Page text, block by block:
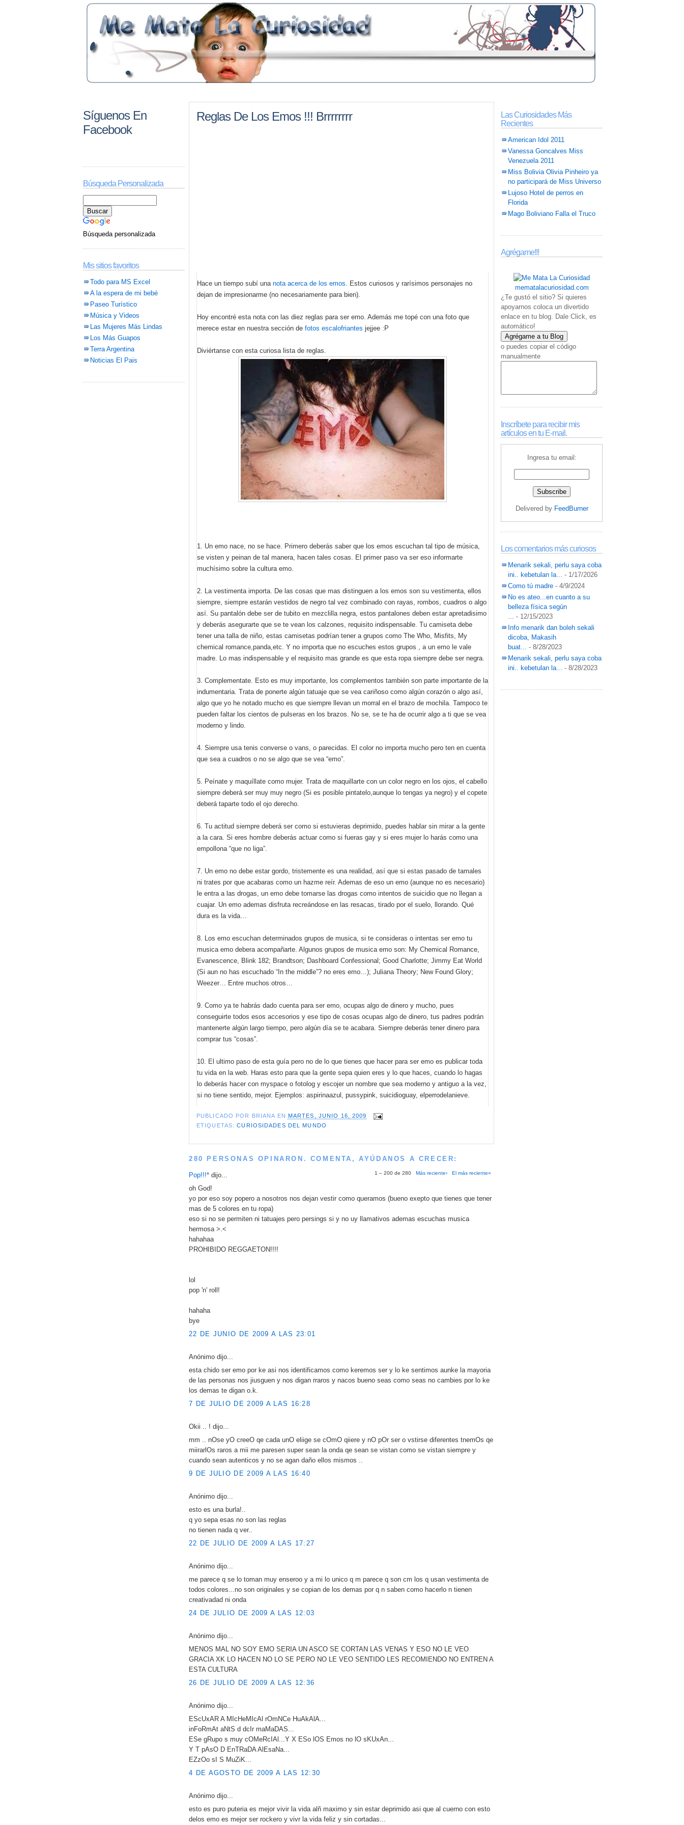
Síguenos En
Facebook
Búsqueda Personalizada
Búsqueda personalizada
Mis sitios favoritos
Todo para MS Excel
A la espera de mi bebé
Paseo Turístico
Música y Videos
Las Mujeres Más Lindas
Los Más Guapos
Terra Argentina
Noticias El Pais
Reglas De Los Emos !!! Brrrrrrrr
Hace un tiempo subí una nota acerca de los emos. Estos curiosos y rarísimos personajes no
dejan de impresionarme (no necesariamente para bien).
Hoy encontré esta nota con las diez reglas para ser emo. Además me topé con una foto que
merece estar en nuestra sección de fotos escalofriantes jejjee :P
Diviértanse con esta curiosa lista de reglas.
1. Un emo nace, no se hace. Primero deberás saber que los emos escuchan tal tipo de música,
se visten y peinan de tal manera, hacen tales cosas. El primer paso va ser eso informarte
muchísimo sobre la cultura emo.
2. La vestimenta importa. De las cosas que mas distinguen a los emos son su vestimenta, ellos
siempre, siempre estarán vestidos de negro tal vez combinado con rayas, rombos, cuadros o algo
así. Su pantalón debe ser de tubito en mezclilla negra, estos pantalones deben estar apretadisimo
y deberás asegurarte que se te vean los calzones, requisito indispensable. Tu camiseta debe
tener una talla de niño, estas camisetas podrían tener a grupos como The Who, Misfits, My
chemical romance,panda,etc. Y no importa que no escuches estos grupos , a un emo le vale
madre. Lo mas indispensable y el requisito mas grande es que esta ropa siempre debe ser negra.
3. Complementate. Esto es muy importante, los complementos también son parte importante de la
indumentaria. Trata de ponerte algún tatuaje que se vea cariñoso como algún corazón o algo así,
algo que yo he notado mucho es que siempre llevan un morral en el brazo de mochila. Tampoco te
pueden faltar los cientos de pulseras en los brazos. No se, se te ha de ocurrir algo a ti que se vea
moderno y lindo.
4. Siempre usa tenis converse o vans, o parecidas. El color no importa mucho pero ten en cuenta
que sea a cuadros o no se algo que se vea “emo”.
5. Peínate y maquíllate como mujer. Trata de maquillarte con un color negro en los ojos, el cabello
siempre deberá ser muy muy negro (Si es posible pintatelo,aunque lo tengas ya negro) y el copete
deberá taparte todo el ojo derecho.
6. Tu actitud siempre deberá ser como si estuvieras deprimido, puedes hablar sin mirar a la gente
a la cara. Si eres hombre deberás actuar como si fueras gay y si eres mujer lo harás como una
empollona “que no liga”.
7. Un emo no debe estar gordo, tristemente es una realidad, así que si estas pasado de tamales
ni trates por que acabaras como un hazme reír. Ademas de eso un emo (aunque no es necesario)
le entra a las drogas, un emo debe tomarse las drogas como intentos de suicidio que no llegan a
cuajar. Un emo ademas disfruta recreándose en las resacas, tirado por el suelo, llorando. Qué
dura es la vida…
8. Los emo escuchan determinados grupos de musica, si te consideras o intentas ser emo tu
musica emo debera acompañarte. Algunos grupos de musica emo son: My Chemical Romance,
Evanescence, Blink 182; Brandtson; Dashboard Confessional; Good Charlotte; Jimmy Eat World
(Si aun no has escuchado “In the middle”? no eres emo…); Juliana Theory; New Found Glory;
Weezer… Entre muchos otros…
9. Como ya te habrás dado cuenta para ser emo, ocupas algo de dinero y mucho, pues
conseguirte todos esos accesorios y ese tipo de cosas ocupas algo de dinero, tus padres podrán
mantenerte algún largo tiempo, pero algún día se te acabara. Siempre deberás tener dinero para
comprar tus “cosas”.
10. El ultimo paso de esta guía pero no de lo que tienes que hacer para ser emo es publicar toda
tu vida en la web. Haras esto para que la gente sepa quien eres y lo que haces, cuando lo hagas
lo deberás hacer con myspace o fotolog y escojer un nombre que sea moderno y antiguo a la vez,
si no tiene sentido, mejor. Ejemplos: aspirinaazul, pussypink, suicidioguay, elperrodelanieve.
PUBLICADO POR BRIANA EN MARTES, JUNIO 16, 2009
ETIQUETAS:CURIOSIDADES DEL MUNDO
280 PERSONAS OPINARON. COMENTA, AYÚDANOS A CRECER:
1 – 200 de 280 Más reciente› El más reciente»
Pop!!!* dijo...
oh God!
yo por eso soy popero a nosotros nos dejan vestir como queramos (bueno exepto que tienes que tener
mas de 5 colores en tu ropa)
eso si no se permiten ni tatuajes pero persings si y no uy llamativos ademas escuchas musica
hermosa >.<
hahahaa
PROHIBIDO REGGAETON!!!!
lol
pop 'n' roll!
hahaha
bye
22 DE JUNIO DE 2009 A LAS 23:01
Anónimo dijo...
esta chido ser emo por ke asi nos identificamos como keremos ser y lo ke sentimos aunke la mayoria
de las personas nos jiusguen y nos digan rraros y nacos bueno seas como seas no cambies por lo ke
los demas te digan o.k.
7 DE JULIO DE 2009 A LAS 16:28
Okii .. ! dijo...
mm .. nOse yO creeO qe cada unO eliige se cOmO qiiere y nO pOr ser o vstirse diferentes tnemOs qe
miirarlOs raros a mii me paresen super sean la onda qe sean se vistan como se vistan siempre y
cuando sean autenticos y no se agan daño ellos mismos ..
9 DE JULIO DE 2009 A LAS 16:40
Anónimo dijo...
esto es una burla!..
q yo sepa esas no son las reglas
no tienen nada q ver..
22 DE JULIO DE 2009 A LAS 17:27
Anónimo dijo...
me parece q se lo toman muy enseroo y a mi lo unico q m parece q son cm los q usan vestimenta de
todos colores...no son originales y se copian de los demas por q n saben como hacerlo n tienen
creativadad ni onda
24 DE JULIO DE 2009 A LAS 12:03
Anónimo dijo...
MENOS MAL NO SOY EMO SERIA UN ASCO SE CORTAN LAS VENAS Y ESO NO LE VEO
GRACIA XK LO HACEN NO LO SE PERO NO LE VEO SENTIDO LES RECOMIENDO NO ENTREN A
ESTA CULTURA
26 DE JULIO DE 2009 A LAS 12:36
Anónimo dijo...
EScUxAR A MIcHeMIcAl rOmNCe HuAkAlA...
inFoRmAt aNtS d dcIr maMaDAS...
ESe gRupo s muy cOMeRcIAl...Y X ESo lOS Emos no lO sKUxAn...
Y T pAsO D EnTRaDA AlEsaNa...
EZzOo sI S MuZiK...
4 DE AGOSTO DE 2009 A LAS 12:30
Anónimo dijo...
esto es puro puteria es mejor vivir la vida alñ maximo y sin estar deprimido asi que al cuerno con esto
delos emo es mejor ser rockero y vivr la vida feliz y sin cortadas...
Las Curiosidades Más
Recientes
American Idol 2011
Vanessa Goncalves Miss
Venezuela 2011
Miss Bolivia Olivia Pinheiro ya
no participará de Miss Universo
Lujoso Hotel de perros en
Florida
Mago Boliviano Falla el Truco
Agrégame!!!
mematalacuriosidad.com
¿Te gustó el sitio? Si quieres
apoyarnos coloca un divertido
enlace en tu blog. Dale Click, es
automático!
o puedes copiar el código
manualmente
Inscríbete para recibir mis
artículos en tu E-mail.
Ingresa tu email:
Delivered by FeedBurner
Los comentarios más curiosos
Menarik sekali, perlu saya coba
ini.. kebetulan la... - 1/17/2026
Como tú madre - 4/9/2024
No es ateo...en cuanto a su
belleza física según
... - 12/15/2023
Info menarik dan boleh sekali
dicoba, Makasih
buat... - 8/28/2023
Menarik sekali, perlu saya coba
ini.. kebetulan la... - 8/28/2023